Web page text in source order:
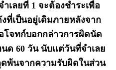
เลยที่ 1 จะต้องชำระเพื่อ
ที่เป็นอยู่เดิมภายหลังจาก
โจทก์บอกกล่าวการผิดนัด
ด 60 วัน นับแต่วันที่จำเลย
พ้นจากความรับผิดในส่วน